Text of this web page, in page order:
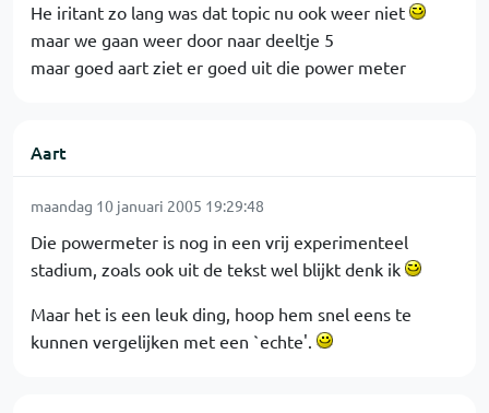
He iritant zo lang was dat topic nu ook weer niet
maar we gaan weer door naar deeltje 5
maar goed aart ziet er goed uit die power meter
Aart
maandag 10 januari 2005 19:29:48
Die powermeter is nog in een vrij experimenteel
stadium, zoals ook uit de tekst wel blijkt denk ik
Maar het is een leuk ding, hoop hem snel eens te
kunnen vergelijken met een `echte'.